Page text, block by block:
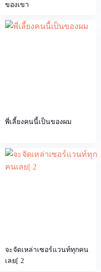
ของเขา
พี่เลี้ยงคนนี้เป็นของผม
จะจัดเหล่าเซอร์แวนท์ทุกคน
เลย[ 2